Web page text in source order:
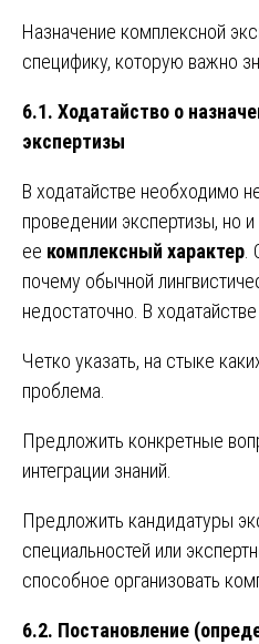
Назначение комплексной
специфику, которую важно
6.1. Ходатайство о
экспертизы
В ходатайстве необходимо
проведении экспертизы, но
ее комплексный характер
почему обычной
недостаточно. В
Четко указать, на стыке
проблема.
Предложить конкретные
интеграции знаний.
Предложить кандидатуры
специальностей или
способное организовать
6.2. Постановление